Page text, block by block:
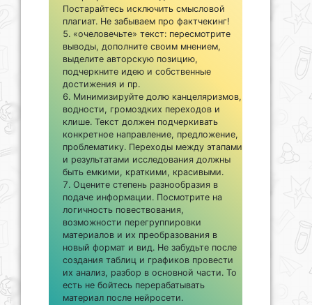
Постарайтесь исключить смысловой
плагиат. Не забываем про фактчекинг!
«очеловечьте» текст: пересмотрите
выводы, дополните своим мнением,
выделите авторскую позицию,
подчеркните идею и собственные
достижения и пр.
Минимизируйте долю канцеляризмов,
водности, громоздких переходов и
клише. Текст должен подчеркивать
конкретное направление, предложение,
проблематику. Переходы между этапами
и результатами исследования должны
быть емкими, краткими, красивыми.
Оцените степень разнообразия в
подаче информации. Посмотрите на
логичность повествования,
возможности перегруппировки
материалов и их преобразования в
новый формат и вид. Не забудьте после
создания таблиц и графиков провести
их анализ, разбор в основной части. То
есть не бойтесь перерабатывать
материал после нейросети.